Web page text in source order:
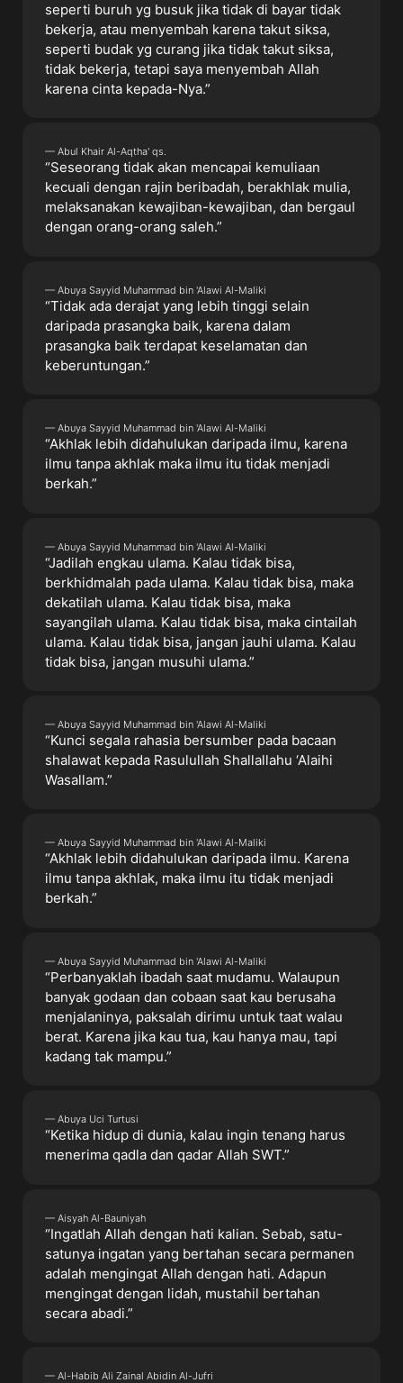
seperti buruh yg busuk jika tidak di bayar tidak
bekerja, atau menyembah karena takut siksa,
seperti budak yg curang jika tidak takut siksa,
tidak bekerja, tetapi saya menyembah Allah
karena cinta kepada-Nya.”
— Abul Khair Al-Aqtha' qs.
“Seseorang tidak akan mencapai kemuliaan
kecuali dengan rajin beribadah, berakhlak mulia,
melaksanakan kewajiban-kewajiban, dan bergaul
dengan orang-orang saleh.”
— Abuya Sayyid Muhammad bin 'Alawi Al-Maliki
“Tidak ada derajat yang lebih tinggi selain
daripada prasangka baik, karena dalam
prasangka baik terdapat keselamatan dan
keberuntungan.”
— Abuya Sayyid Muhammad bin 'Alawi Al-Maliki
“Akhlak lebih didahulukan daripada ilmu, karena
ilmu tanpa akhlak maka ilmu itu tidak menjadi
berkah.”
— Abuya Sayyid Muhammad bin 'Alawi Al-Maliki
“Jadilah engkau ulama. Kalau tidak bisa,
berkhidmalah pada ulama. Kalau tidak bisa, maka
dekatilah ulama. Kalau tidak bisa, maka
sayangilah ulama. Kalau tidak bisa, maka cintailah
ulama. Kalau tidak bisa, jangan jauhi ulama. Kalau
tidak bisa, jangan musuhi ulama.”
— Abuya Sayyid Muhammad bin 'Alawi Al-Maliki
“Kunci segala rahasia bersumber pada bacaan
shalawat kepada Rasulullah Shallallahu ‘Alaihi
Wasallam.”
— Abuya Sayyid Muhammad bin 'Alawi Al-Maliki
“Akhlak lebih didahulukan daripada ilmu. Karena
ilmu tanpa akhlak, maka ilmu itu tidak menjadi
berkah.”
— Abuya Sayyid Muhammad bin 'Alawi Al-Maliki
“Perbanyaklah ibadah saat mudamu. Walaupun
banyak godaan dan cobaan saat kau berusaha
menjalaninya, paksalah dirimu untuk taat walau
berat. Karena jika kau tua, kau hanya mau, tapi
kadang tak mampu.”
— Abuya Uci Turtusi
“Ketika hidup di dunia, kalau ingin tenang harus
menerima qadla dan qadar Allah SWT.”
— Aisyah Al-Bauniyah
“Ingatlah Allah dengan hati kalian. Sebab, satu-
satunya ingatan yang bertahan secara permanen
adalah mengingat Allah dengan hati. Adapun
mengingat dengan lidah, mustahil bertahan
secara abadi.”
— Al-Habib Ali Zainal Abidin Al-Jufri